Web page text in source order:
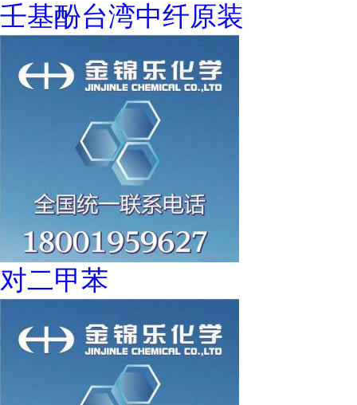
壬基酚台湾中纤原装
对二甲苯